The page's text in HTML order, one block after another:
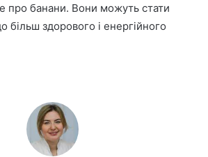
про банани. Вони можуть стати
здорового і енергійного